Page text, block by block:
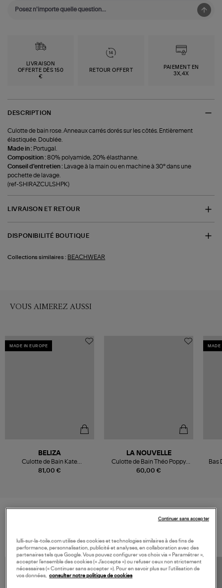
LIVRAISON
OFFERTE DÈS 150
€
RETOUR OFFERT
PAIEMENT EN
3X,4X
DESCRIPTION
Culotte de bain rose. Anneaux carrés dorés sur les côtés. Entièrement
élastiquée. Doublée.
Made in : Portugal.
Composition :80% polyamide, 20% élasthanne.
Conseil d'entretien : Lavage à la main ou en machine à 30° dans une
pochette de lavage.
(ref-SHIRAZCULSHPK)
LIVRAISON ET RETOUR
DISPONIBILITÉ BOUTIQUE
Collections similaires : BEACHWEAR
VOUS AIMEREZ AUSSI
MADE IN EUROPE
81,00 €
BELIZA
Culotte de Bain Kate
Réversible Bronze Doré
60,00 €
LA NOUVELLE
Culotte de Bain Théo Poppy
Beach
MADE
Bas
lulli-sur-la-toile.com utilise des cookies et technologies similaires à des fins de
performance, personnalisation, publicité et analyses, en collaboration avec des
partenaires tels que Google. Vous pouvez configurer vos choix via « Paramétrer »,
accepter l’ensemble des cookies (« J’accepte ») ou refuser ceux non strictement
nécessaires (« Continuer sans accepter »). Pour en savoir plus sur l’utilisation de
vos données, consulter notre politique de cookies
Continuer sans accepter